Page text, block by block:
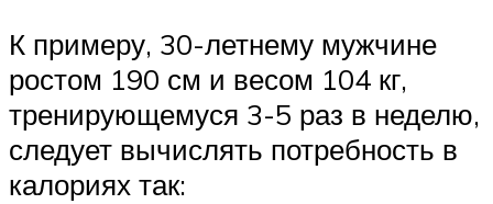
К примеру, 30-летнему мужчине
ростом 190 см и весом 104 кг,
тренирующемуся 3-5 раз в неделю,
следует вычислять потребность в
калориях так: